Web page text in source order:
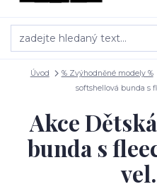
Úvod % Zvýhodněné modely %
softshellová bunda s
Akce
bunda s